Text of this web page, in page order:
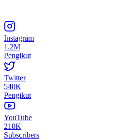
Instagram
1.2M
Pengikut
Twitter
540K
Pengikut
YouTube
210K
Subscribers